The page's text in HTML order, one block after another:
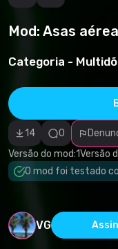
Mod: Asas
Categoria -
14 0
Versão do mod:1Versão
O mod foi testado
VG
Denunciar
incorreta
Software
malicioso/vírus
Conteúdo não
funcional
Descrição